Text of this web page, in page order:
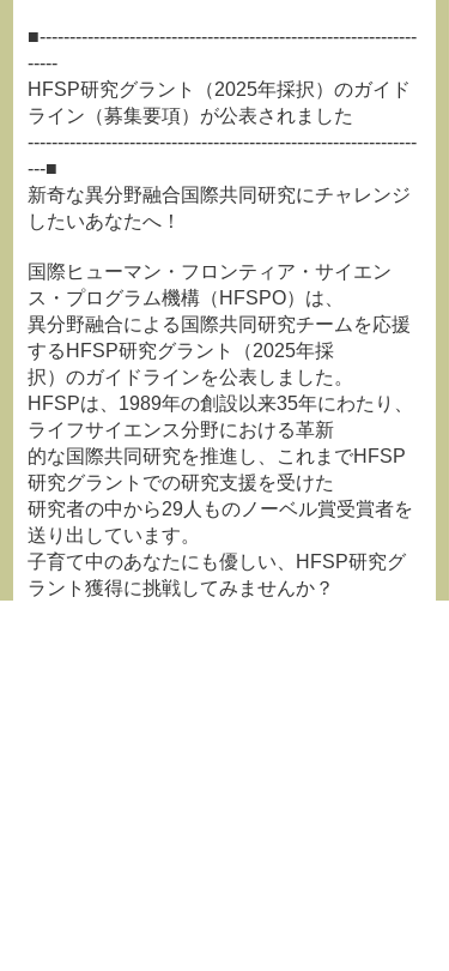
■---------------------------------------------------------------
-----
HFSP研究グラント（2025年採択）のガイド
ライン（募集要項）が公表されました
-----------------------------------------------------------------
---■
新奇な異分野融合国際共同研究にチャレンジ
したいあなたへ！
国際ヒューマン・フロンティア・サイエン
ス・プログラム機構（HFSPO）は、
異分野融合による国際共同研究チームを応援
するHFSP研究グラント（2025年採
択）のガイドラインを公表しました。
HFSPは、1989年の創設以来35年にわたり、
ライフサイエンス分野における革新
的な国際共同研究を推進し、これまでHFSP
研究グラントでの研究支援を受けた
研究者の中から29人ものノーベル賞受賞者を
送り出しています。
子育て中のあなたにも優しい、HFSP研究グ
ラント獲得に挑戦してみませんか？